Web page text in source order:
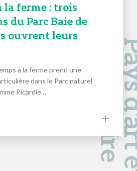
la ferme : trois
du Parc Baie de
ouvrent leurs
à la ferme prend une
dans le Parc naturel
Picardie…
a
d
e